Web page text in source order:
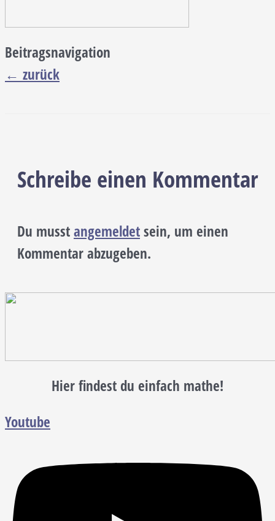
Beitragsnavigation
← zurück
Schreibe einen Kommentar
Du musstangemeldetsein, um einen
Kommentar abzugeben.
Hier findest du einfach mathe!
Youtube